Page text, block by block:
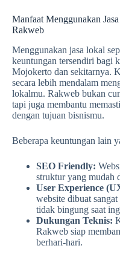
Manfaat Menggunakan
Rakweb
Menggunakan jasa lokal
keuntungan tersendiri bagi
Mojokerto dan sekitarnya.
secara lebih mendalam
lokalmu. Rakweb bukan
tapi juga membantu
dengan tujuan bisnismu.
Beberapa keuntungan lain
SEO Friendly:
struktur yang mudah
User Experience
website dibuat
tidak bingung saat
Dukungan Teknis:
Rakweb siap
berhari-hari.